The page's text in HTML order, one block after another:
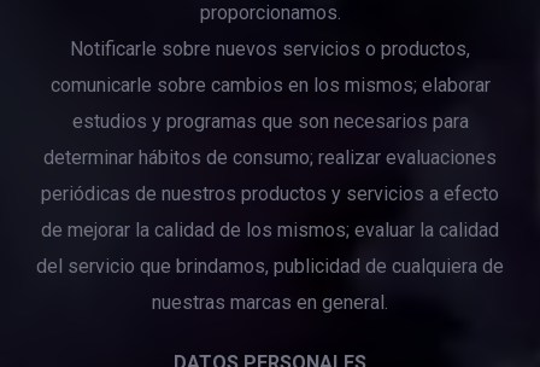
proporcionamos.
Notificarle sobre nuevos servicios o productos,
comunicarle sobre cambios en los mismos; elaborar
estudios y programas que son necesarios para
determinar hábitos de consumo; realizar evaluaciones
periódicas de nuestros productos y servicios a efecto
de mejorar la calidad de los mismos; evaluar la calidad
del servicio que brindamos, publicidad de cualquiera de
nuestras marcas en general.